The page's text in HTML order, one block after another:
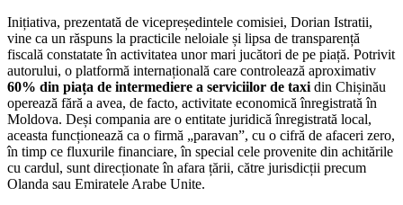
Inițiativa, prezentată de vicepreședintele comisiei, Dorian Istratii,
vine ca un răspuns la practicile neloiale și lipsa de transparență
fiscală constatate în activitatea unor mari jucători de pe piață. Potrivit
autorului, o platformă internațională care controlează aproximativ
60% din piața de intermediere a serviciilor de taxi din Chișinău
operează fără a avea, de facto, activitate economică înregistrată în
Moldova. Deși compania are o entitate juridică înregistrată local,
aceasta funcționează ca o firmă „paravan”, cu o cifră de afaceri zero,
în timp ce fluxurile financiare, în special cele provenite din achitările
cu cardul, sunt direcționate în afara țării, către jurisdicții precum
Olanda sau Emiratele Arabe Unite.